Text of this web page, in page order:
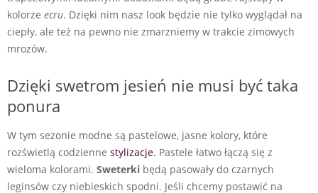
kolorze ecru. Dzięki nim nasz look będzie nie tylko wyglądał na
ciepły, ale też na pewno nie zmarzniemy w trakcie zimowych
mrozów.
Dzięki swetrom jesień nie musi być taka
ponura
W tym sezonie modne są pastelowe, jasne kolory, które
rozświetlą codzienne stylizacje. Pastele łatwo łączą się z
wieloma kolorami. Sweterki będą pasowały do czarnych
leginsów czy niebieskich spodni. Jeśli chcemy postawić na